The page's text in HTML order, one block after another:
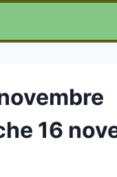
16